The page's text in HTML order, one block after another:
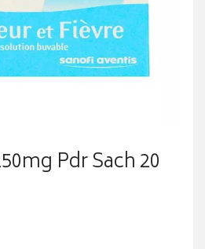
Pdr Sach 20